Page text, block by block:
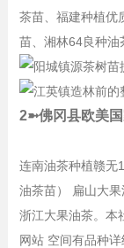
茶苗、福建种植优
苗、湘林64良种油
2➼佛冈县欧美
连南油茶种植赣无
油茶苗） 扁山大
浙江大果油茶。本
网站 空间有品种详